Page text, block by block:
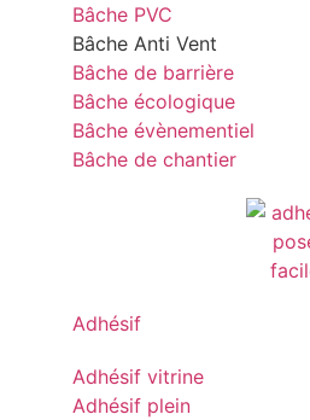
Bâche PVC
Bâche Anti Vent
Bâche de barrière
Bâche écologique
Bâche évènementiel
Bâche de chantier
Adhésif
Adhésif vitrine
Adhésif plein